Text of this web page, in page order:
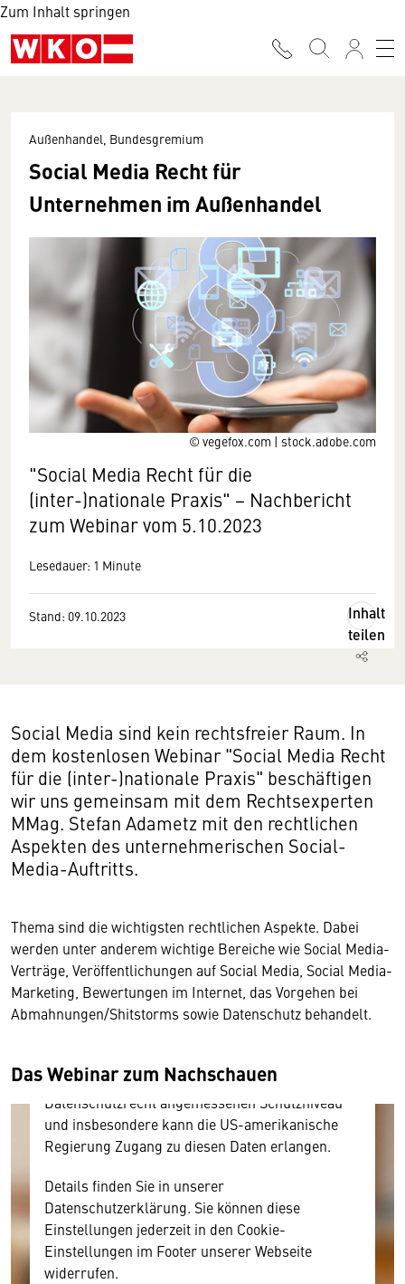
Zum Inhalt springen
© vegefox.com | stock.adobe.com
Außenhandel, Bundesgremium
Social Media Recht für
Unternehmen im Außenhandel
"Social Media Recht für die
(inter-)nationale Praxis" − Nachbericht
zum Webinar vom 5.10.2023
Lesedauer: 1 Minute
Stand: 09.10.2023
Inhalt
teilen
Social Media sind kein rechtsfreier Raum. In
dem kostenlosen Webinar "Social Media Recht
für die (inter-)nationale Praxis" beschäftigen
wir uns gemeinsam mit dem Rechtsexperten
MMag. Stefan Adametz mit den rechtlichen
Aspekten des unternehmerischen Social-
Media-Auftritts.
Thema sind die wichtigsten rechtlichen Aspekte. Dabei
werden unter anderem wichtige Bereiche wie Social Media-
Verträge, Veröffentlichungen auf Social Media, Social Media-
Marketing, Bewertungen im Internet, das Vorgehen bei
Abmahnungen/Shitstorms sowie Datenschutz behandelt.
Das Webinar zum Nachschauen
Hier würden wir Ihnen gerne einen externen
Inhalt anzeigen. Dafür benötigen wir allerdings
Ihre Zustimmung, da Ihr Browser
personenbezogene technische Daten zu Geräten
Diese Daten unterliegen keinem dem EU-
Datenschutzrecht angemessenen Schutzniveau
und insbesondere kann die US-amerikanische
Regierung Zugang zu diesen Daten erlangen.
Details finden Sie in unserer
Datenschutzerklärung. Sie können diese
Einstellungen jederzeit in den Cookie-
Einstellungen im Footer unserer Webseite
widerrufen.